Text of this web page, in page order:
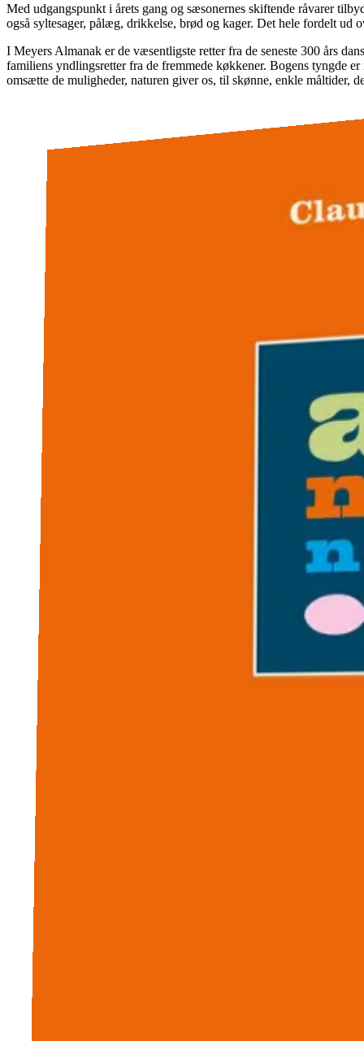
Med udgangspunkt i årets gang og sæsonernes skiftende råvarer
også syltesager, pålæg, drikkelse, brød og kager. Det hele fordelt ud
I Meyers Almanak er de væsentligste retter fra de seneste 300 års
familiens yndlingsretter fra de fremmede køkkener. Bogens tyngde
omsætte de muligheder, naturen giver os, til skønne, enkle måltider,